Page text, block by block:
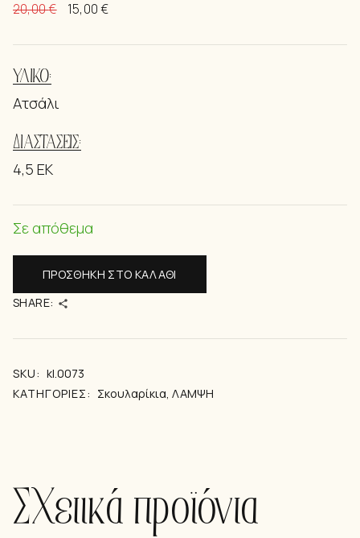
20,00€ 15,00€
ΥΛΙΚΌ:
Ατσάλι
ΔΙΑΣΤΆΣΕΙΣ:
4,5 EK
Σε απόθεμα
ΠΡΟΣΘΉΚΗ ΣΤΟ ΚΑΛΆΘΙ
SHARE:
SKU: kl.0073
ΚΑΤΗΓΟΡΊΕΣ: Σκουλαρίκια,ΛΑΜΨΗ
Σχετικά προϊόντα